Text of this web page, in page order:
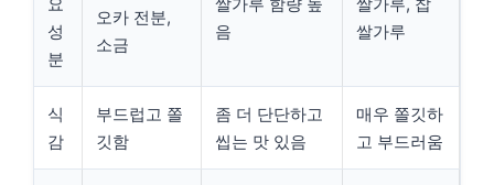
성
분
오카 전분,
소금
음
쌀가루
식
감
부드럽고 쫄
깃함
좀 더 단단하고
씹는 맛 있음
매우 쫄깃하
고 부드러움